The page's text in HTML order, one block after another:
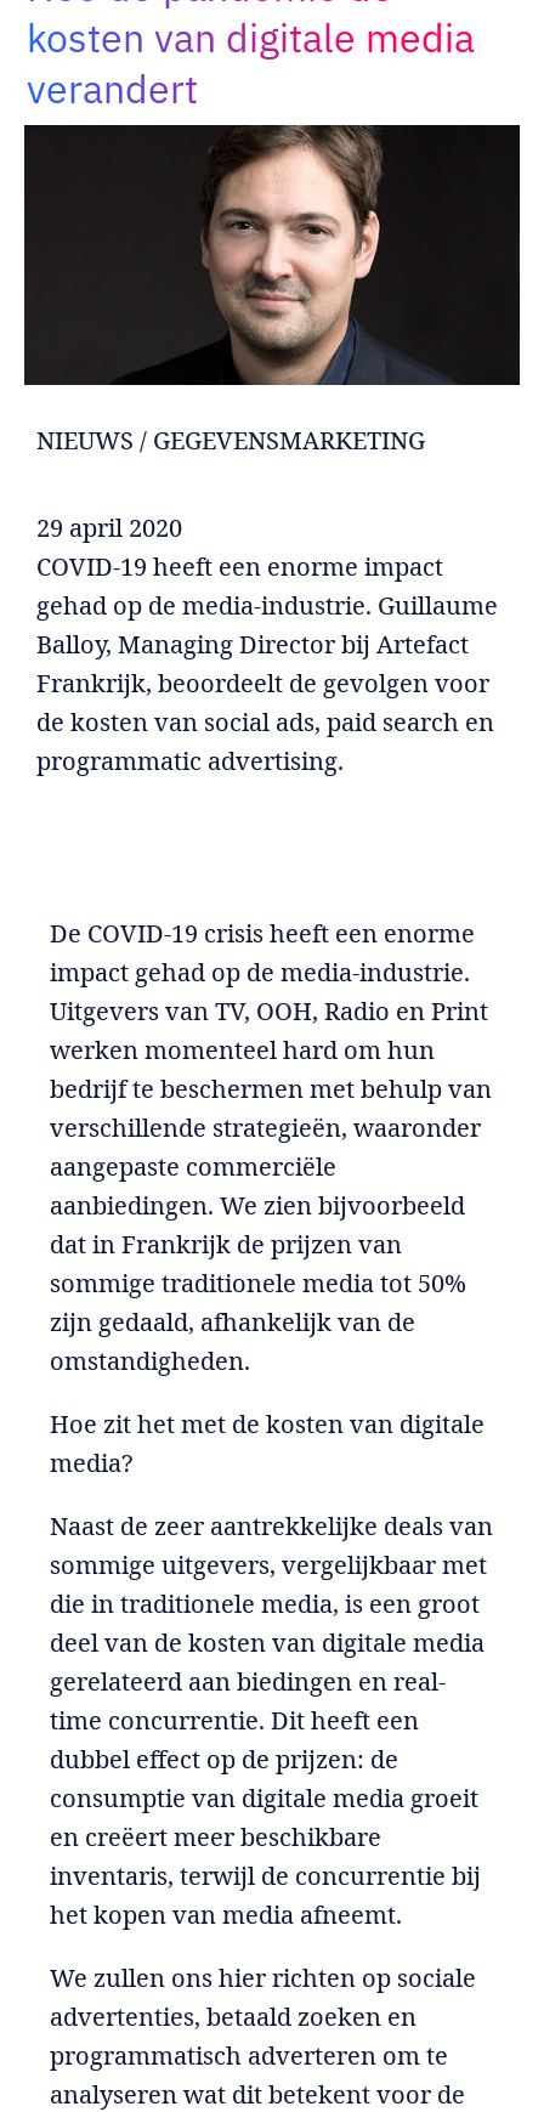
Adopt AI
naar:
kosten van digitale media
verandert
NIEUWS / GEGEVENSMARKETING
29 april 2020
COVID-19 heeft een enorme impact
gehad op de media-industrie. Guillaume
Balloy, Managing Director bij Artefact
Frankrijk, beoordeelt de gevolgen voor
de kosten van social ads, paid search en
programmatic advertising.
De COVID-19 crisis heeft een enorme
impact gehad op de media-industrie.
Uitgevers van TV, OOH, Radio en Print
werken momenteel hard om hun
bedrijf te beschermen met behulp van
verschillende strategieën, waaronder
aangepaste commerciële
aanbiedingen. We zien bijvoorbeeld
dat in Frankrijk de prijzen van
sommige traditionele media tot 50%
zijn gedaald, afhankelijk van de
omstandigheden.
Hoe zit het met de kosten van digitale
media?
Naast de zeer aantrekkelijke deals van
sommige uitgevers, vergelijkbaar met
die in traditionele media, is een groot
deel van de kosten van digitale media
gerelateerd aan biedingen en real-
time concurrentie. Dit heeft een
dubbel effect op de prijzen: de
consumptie van digitale media groeit
en creëert meer beschikbare
inventaris, terwijl de concurrentie bij
het kopen van media afneemt.
We zullen ons hier richten op sociale
advertenties, betaald zoeken en
programmatisch adverteren om te
analyseren wat dit betekent voor de